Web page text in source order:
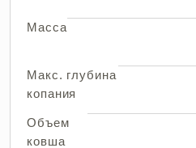
Масса
Макс. глубина
копания
Объем
ковша